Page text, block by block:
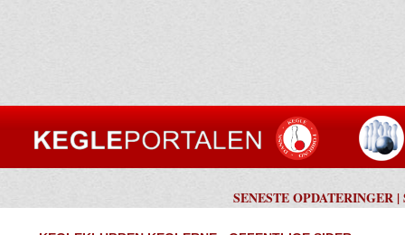
SENESTE OPDATERINGER |